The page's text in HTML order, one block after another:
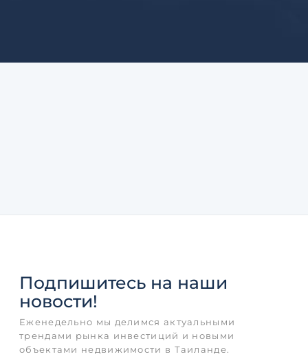
Подпишитесь на наши
новости!
Еженедельно мы делимся актуальными
трендами рынка инвестиций и новыми
объектами недвижимости в Таиланде.